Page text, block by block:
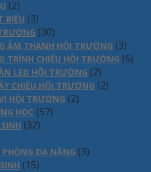
(2)
BIỂU (3)
(30)
ÂM THANH HỘI TRƯỜNG (3)
TRÌNH CHIẾU HỘI TRƯỜNG (6)
LED HỘI TRƯỜNG (2)
CHIẾU HỘI TRƯỜNG (2)
HỘI TRƯỜNG (2)
HỌC (57)
(32)
PHÒNG ĐA NĂNG (3)
(15)